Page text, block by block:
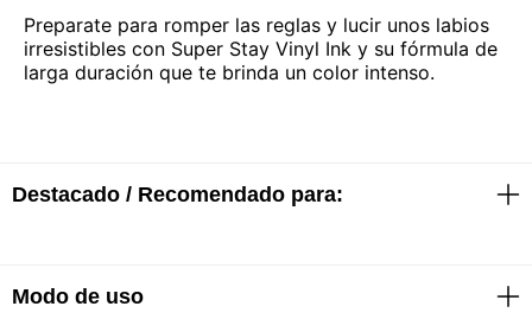
Preparate para romper las reglas y lucir unos labios
irresistibles con Super Stay Vinyl Ink y su fórmula de
larga duración que te brinda un color intenso.
Destacado / Recomendado para:
Acabado de efecto vinilo
Modo de uso